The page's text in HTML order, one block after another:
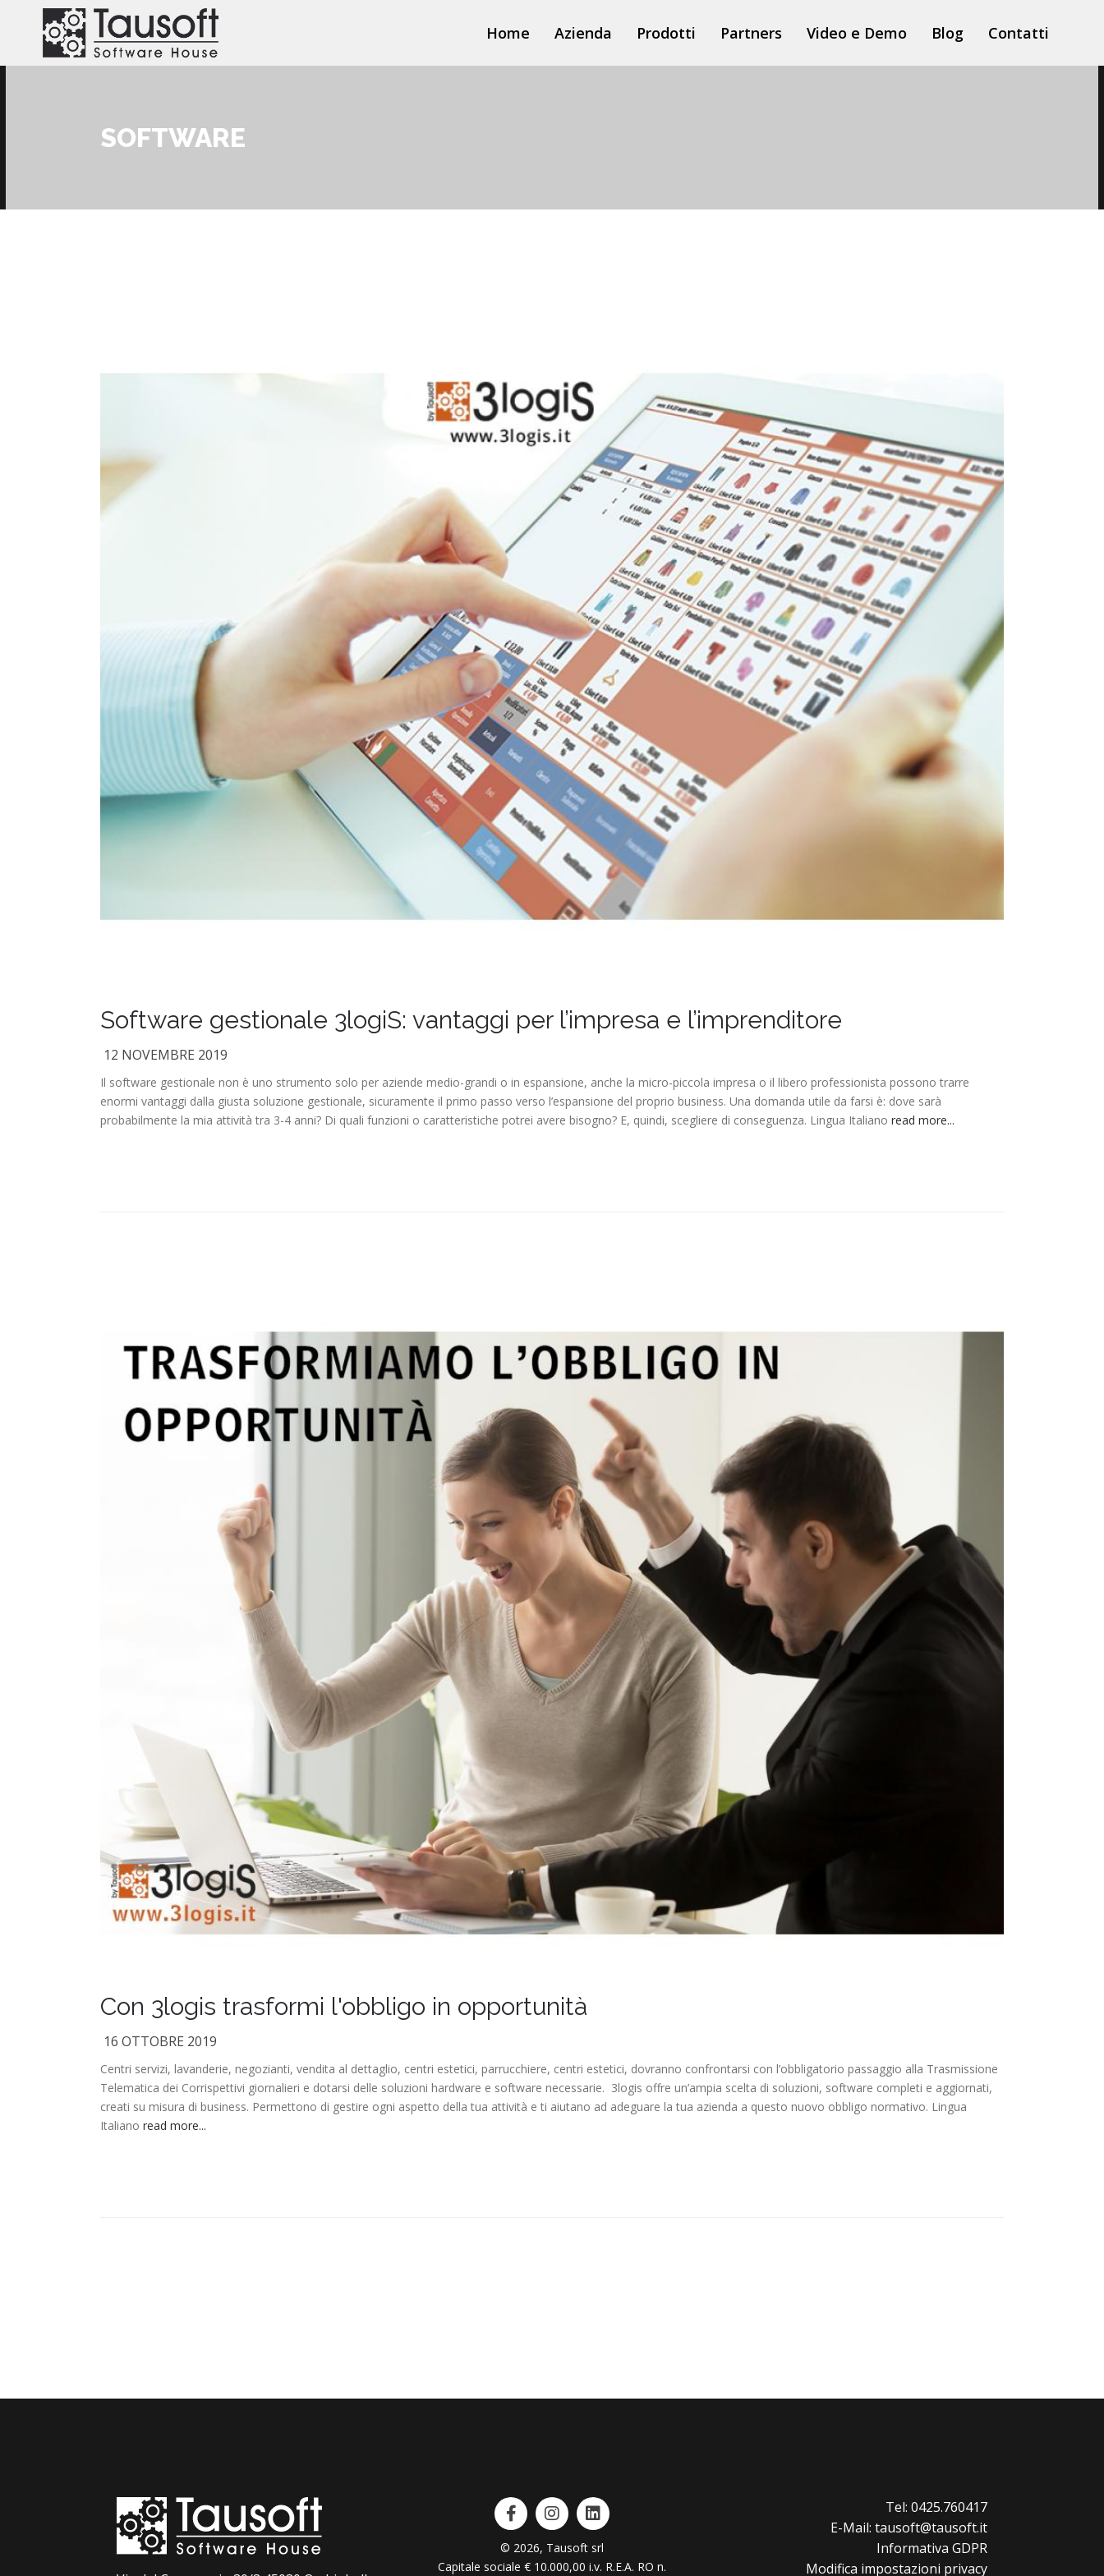
Salta al contenuto principale
Home Azienda
Prodotti
3logiS
Partners Video e Demo Blog Contatti
SOFTWARE
Software gestionale 3logiS: vantaggi per l’impresa e l’imprenditore
12 NOVEMBRE 2019
Il software gestionale non è uno strumento solo per aziende medio-grandi o in espansione, anche la micro-piccola impresa o il libero professionista possono trarre
enormi vantaggi dalla giusta soluzione gestionale, sicuramente il primo passo verso l’espansione del proprio business. Una domanda utile da farsi è: dove sarà
probabilmente la mia attività tra 3-4 anni? Di quali funzioni o caratteristiche potrei avere bisogno? E, quindi, scegliere di conseguenza. Lingua Italiano read more...
Con 3logis trasformi l'obbligo in opportunità
16 OTTOBRE 2019
Centri servizi, lavanderie, negozianti, vendita al dettaglio, centri estetici, parrucchiere, centri estetici, dovranno confrontarsi con l’obbligatorio passaggio alla Trasmissione
Telematica dei Corrispettivi giornalieri e dotarsi delle soluzioni hardware e software necessarie. 3logis offre un’ampia scelta di soluzioni, software completi e aggiornati,
creati su misura di business. Permettono di gestire ogni aspetto della tua attività e ti aiutano ad adeguare la tua azienda a questo nuovo obbligo normativo. Lingua
Italiano read more...
© 2026, Tausoft srl
Capitale sociale € 10.000,00 i.v. R.E.A. RO n.
Tel: 0425.760417
E-Mail: tausoft@tausoft.it
Informativa GDPR
Modifica impostazioni privacy